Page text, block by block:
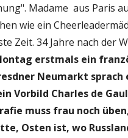
Madame aus Paris
wie ein
Zeit. 34 Jahre nach der
erstmals ein
Neumarkt sprach
Vorbild Charles de
muss frau noch
Osten ist, wo